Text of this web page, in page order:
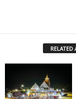
RELATED